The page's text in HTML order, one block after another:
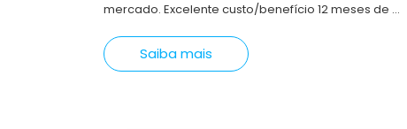
mercado. Excelente custo/benefício 12 meses de ...
Saiba mais